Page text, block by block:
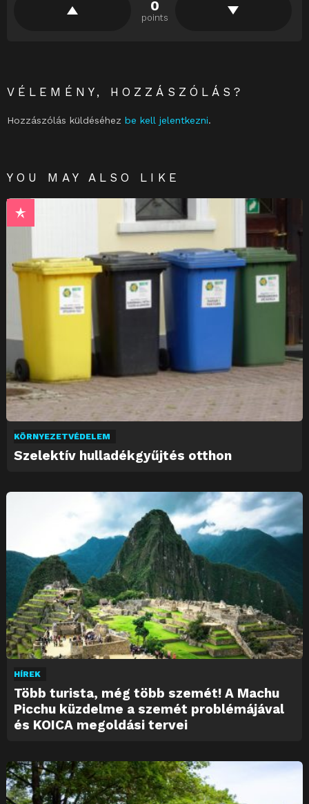
0
points
VÉLEMÉNY, HOZZÁSZÓLÁS?
Hozzászólás küldéséhez be kell jelentkezni.
YOU MAY ALSO LIKE
KÖRNYEZETVÉDELEM
Szelektív hulladékgyűjtés otthon
HÍREK
Több turista, még több szemét! A Machu
Picchu küzdelme a szemét problémájával
és KOICA megoldási tervei